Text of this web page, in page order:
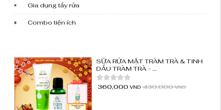
Gia dụng tẩy rửa
Combo tiện ích
SỮA RỬA MẶT TRÀM TRÀ & TINH
DẦU TRÀM TRÀ - ...
360,000 VND 430,000 VND